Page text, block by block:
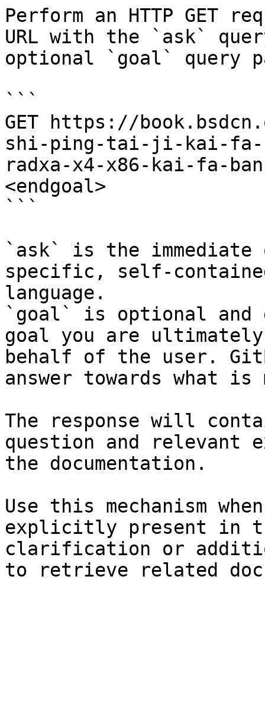
Perform an HTTP GET
URL with the `ask`
optional `goal` query
```
GET https://
shi-ping-tai-ji-kai-fa-
radxa-x4-x86-kai-fa-
<endgoal>
```
`ask` is the
specific, self-
language.
`goal` is optional and
goal you are
behalf of the user.
answer towards what
The response will
question and relevant
the documentation.
Use this mechanism
explicitly present in
clarification or